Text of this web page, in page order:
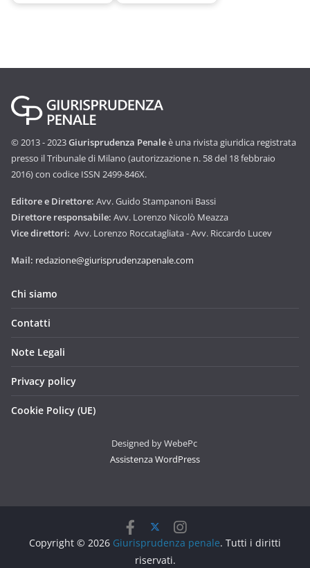
© 2013 - 2023Giurisprudenza Penaleè una rivista giuridica registrata
presso il Tribunale di Milano (autorizzazione n. 58 del 18 febbraio
2016) con codice ISSN 2499-846X.
Editore e Direttore: Avv. Guido Stampanoni Bassi
Direttore responsabile: Avv. Lorenzo Nicolò Meazza
Vice direttori: Avv. Lorenzo Roccatagliata - Avv. Riccardo Lucev
Mail: redazione@giurisprudenzapenale.com
Chi siamo
Contatti
Note Legali
Privacy policy
Cookie Policy (UE)
Designed by WebePc
Assistenza WordPress
Copyright © 2026 Giurisprudenza penale. Tutti i diritti
riservati.